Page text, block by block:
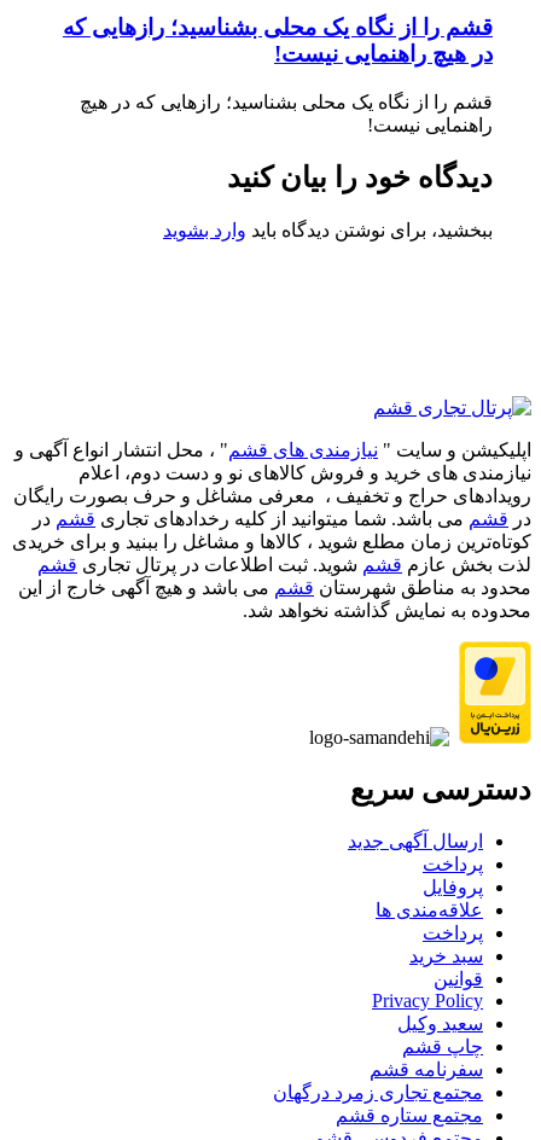
قشم را از نگاه یک محلی بشناسید؛ رازهایی که
در هیچ راهنمایی نیست!
قشم را از نگاه یک محلی بشناسید؛ رازهایی که در هیچ
راهنمایی نیست!
دیدگاه خود را بیان کنید
ببخشید، برای نوشتن دیدگاه باید وارد بشوید
اپلیکیشن و سایت " نیازمندی های قشم" ، محل انتشار انواع آگهی و
نیازمندی های خرید و فروش کالاهای نو و دست‌ دوم، اعلام
رویدادهای حراج و تخفیف ، معرفی مشاغل و حرف بصورت رایگان
در قشم می باشد. شما میتوانید از کلیه رخدادهای تجاری قشم در
کوتاه‌ترین زمان مطلع شوید ، کالاها و مشاغل را ببنید و برای خریدی
لذت بخش عازم قشم شوید. ثبت اطلاعات در پرتال تجاری قشم
محدود به مناطق شهرستان قشم می باشد و هیچ آگهی خارج از این
محدوده به نمایش گذاشته نخواهد شد.
دسترسی سریع
ارسال آگهی جدید
پرداخت
پروفایل
علاقه‌مندی ها
پرداخت
سبد خرید
قوانین
Privacy Policy
سعید وکیل
چاپ قشم
سفرنامه قشم
مجتمع تجاری زمرد درگهان
مجتمع ستاره قشم